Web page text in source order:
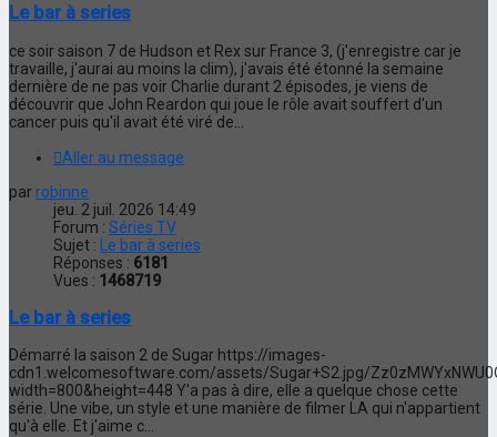
Le bar à series
ce soir saison 7 de Hudson et Rex sur France 3, (j'enregistre car je
travaille, j'aurai au moins la clim), j'avais été étonné la semaine
dernière de ne pas voir Charlie durant 2 épisodes, je viens de
découvrir que John Reardon qui joue le rôle avait souffert d'un
cancer puis qu'il avait été viré de...
Aller au message
par robinne
jeu. 2 juil. 2026 14:49
Forum : Séries TV
Sujet : Le bar à series
Réponses : 6181
Vues : 1468719
Le bar à series
Démarré la saison 2 de Sugar https://images-
cdn1.welcomesoftware.com/assets/Sugar+S2.jpg/
width=800&height=448 Y'a pas à dire, elle a quelque chose cette
série. Une vibe, un style et une manière de filmer LA qui n'appartient
qu'à elle. Et j'aime c...